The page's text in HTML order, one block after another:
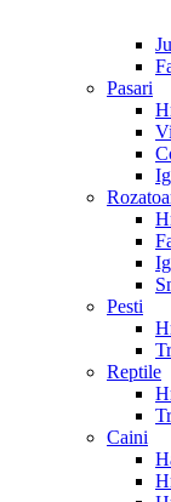
Pasari
Pesti
Reptile
Caini